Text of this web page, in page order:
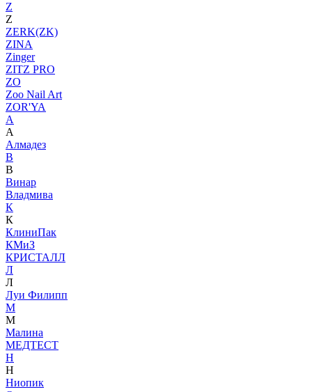
Z
Z
ZERK(ZK)
ZINA
Zinger
ZITZ PRO
ZO
Zoo Nail Art
ZOR'YA
А
А
Алмадез
В
В
Винар
Владмива
К
К
КлиниПак
КМиЗ
КРИСТАЛЛ
Л
Л
Луи Филипп
М
М
Малина
МЕДТЕСТ
Н
Н
Ниопик